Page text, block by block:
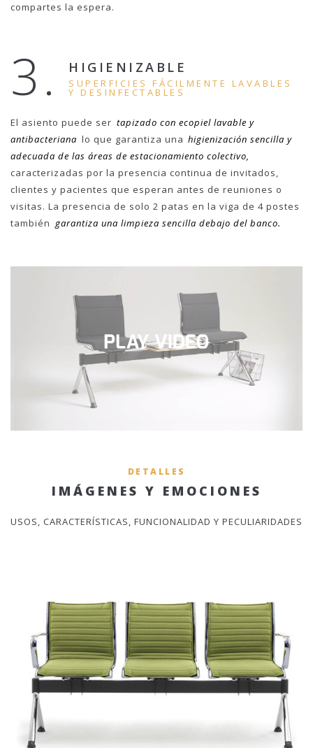
compartes la espera.
3. HIGIENIZABLE
SUPERFICIES FÁCILMENTE LAVABLES
Y DESINFECTABLES
El asiento puede ser tapizado con ecopiel lavable y
antibacteriana lo que garantiza una higienización sencilla y
adecuada de las áreas de estacionamiento colectivo,
caracterizadas por la presencia continua de invitados,
clientes y pacientes que esperan antes de reuniones o
visitas. La presencia de solo 2 patas en la viga de 4 postes
también garantiza una limpieza sencilla debajo del banco.
DETALLES
IMÁGENES Y EMOCIONES
USOS, CARACTERÍSTICAS, FUNCIONALIDAD Y PECULIARIDADES